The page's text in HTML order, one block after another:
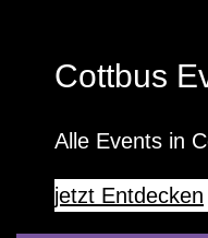
Cottbus
Alle Events in
jetzt Entdecken